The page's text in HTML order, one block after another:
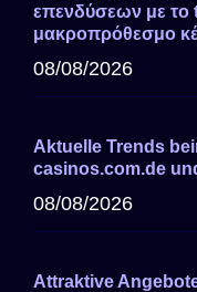
επενδύσεων με το
μακροπρόθεσμο
08/08/2026
Aktuelle Trends
casinos.com.de
08/08/2026
Attraktive